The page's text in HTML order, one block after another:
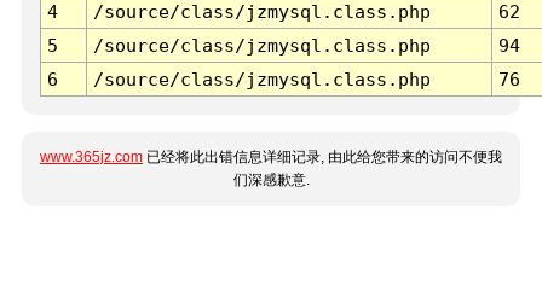
4
/source/class/jzmysql.class.php
62
5
/source/class/jzmysql.class.php
94
6
/source/class/jzmysql.class.php 76
www.365jz.com 已经将此出错信息详细记录, 由此给您带来的访问不便我
们深感歉意.